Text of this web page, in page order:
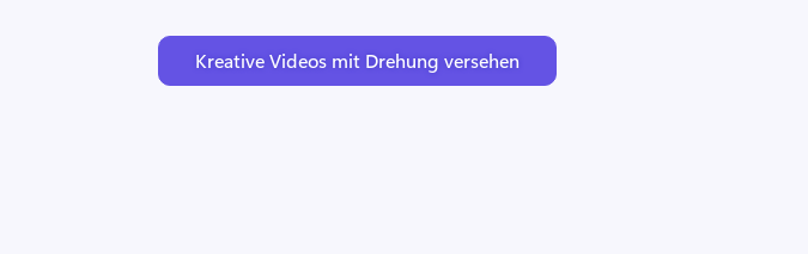
Kreative Videos mit Drehung versehen